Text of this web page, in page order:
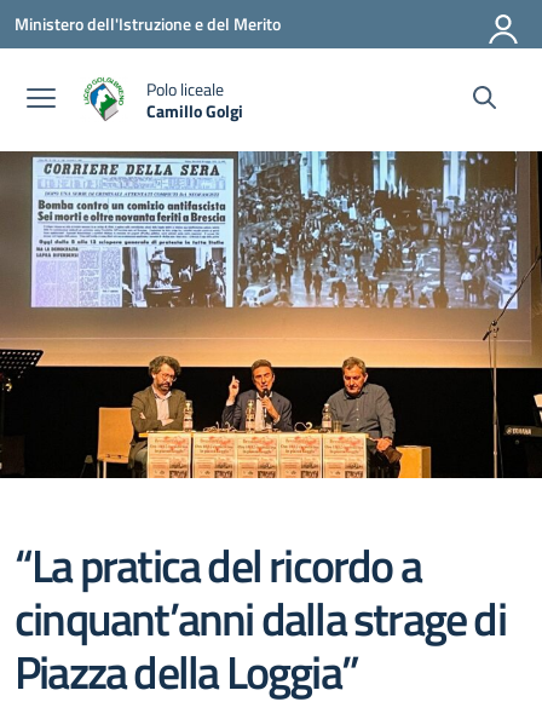
Vai ai contenuti
Vai al menu di navigazione
Vai al footer
Ministero dell'Istruzione e del Merito
Polo liceale
Camillo Golgi
— Visita la pagina iniziale della scuola
“La pratica del ricordo a
cinquant’anni dalla strage di
Piazza della Loggia”